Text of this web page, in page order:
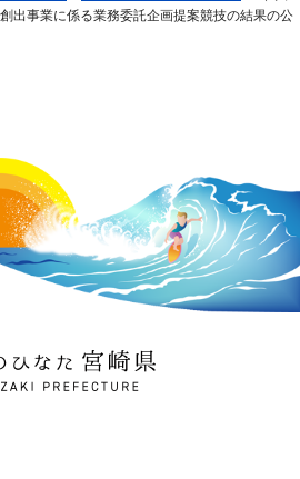
出事業に係る業務委託企画提案競技の結果の公
なた 宮崎県
PREFECTURE